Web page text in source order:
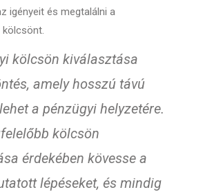
igényeit és megtalálni a
kölcsönt.
kölcsön kiválasztása
amely hosszú távú
a pénzügyi helyzetére.
kölcsön
érdekében kövesse a
lépéseket, és mindig